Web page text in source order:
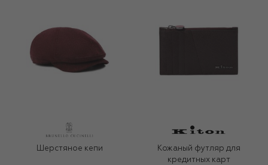
Шерстяное кепи
Кожаный футляр для
кредитных карт